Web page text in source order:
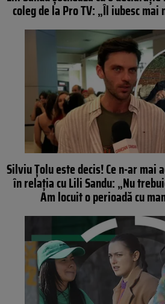
coleg de la Pro TV: „Îl iubesc
Silviu Ţolu este decis! Ce n-ar mai
în relaţia cu Lili Sandu: „Nu
Am locuit o perioadă cu